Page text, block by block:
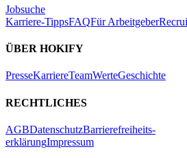
Jobsuche
Karriere-TippsFAQFür Arbeitgeber
ÜBER HOKIFY
PresseKarriereTeamWerteGeschichte
RECHTLICHES
AGBDatenschutzBarrierefreiheits-
erklärungImpressum